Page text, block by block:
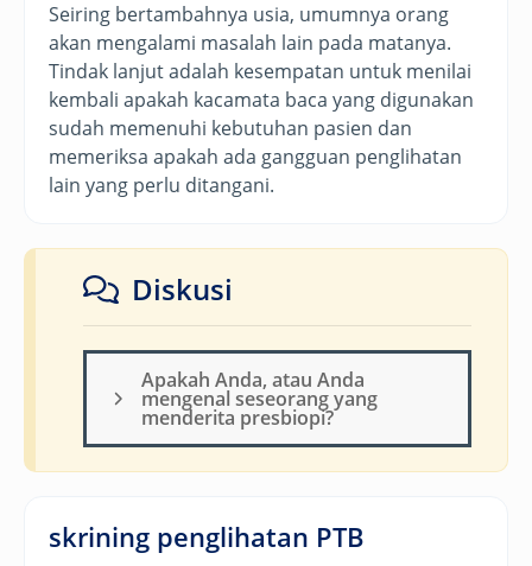
Seiring bertambahnya usia, umumnya orang
akan mengalami masalah lain pada matanya.
Tindak lanjut adalah kesempatan untuk menilai
kembali apakah kacamata baca yang digunakan
sudah memenuhi kebutuhan pasien dan
memeriksa apakah ada gangguan penglihatan
lain yang perlu ditangani.
Diskusi
Apakah Anda, atau Anda
mengenal seseorang yang
menderita presbiopi?
skrining penglihatan PTB